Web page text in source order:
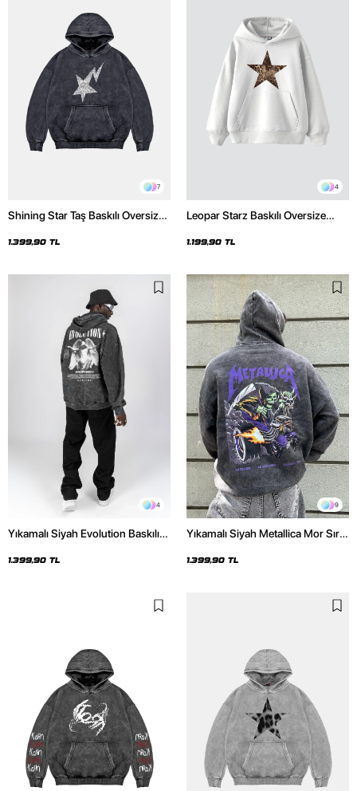
7
Shining Star Taş Baskılı Oversize
Hoodie
1.399,90 TL
4
Leopar Starz Baskılı Oversize
1.199,90 TL
4
Yıkamalı Siyah Evolution Baskılı
Hoodie
1.399,90 TL
9
Yıkamalı Siyah Metallica Mor Sırt
Hoodie
1.399,90 TL